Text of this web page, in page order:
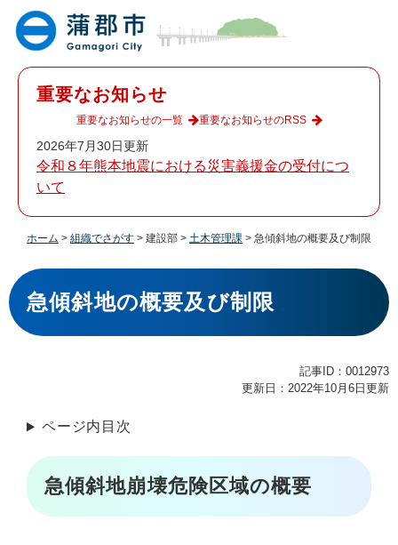
重要なお知らせ
2026年7月30日更新
令和８年熊本地震における災害義援金の受付につ
いて
重要なお知らせの一覧 重要なお知らせのRSS
ホーム > 組織でさがす > 建設部 > 土木管理課 > 急傾斜地の概要及び制限
本
文
急傾斜地の概要及び制限
記事ID：0012973
更新日：2022年10月6日更新
ページ内目次
急傾斜地崩壊危険区域の概要